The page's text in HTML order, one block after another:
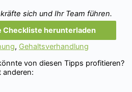
sich und Ihr Team führen.
Checkliste herunterladen
, Gehaltsverhandlung
von diesen Tipps profitieren?
anderen: